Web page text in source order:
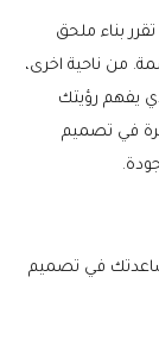
بناء ملحق
من ناحية اخرى،
يفهم رؤيتك
في تصميم
في تصميم